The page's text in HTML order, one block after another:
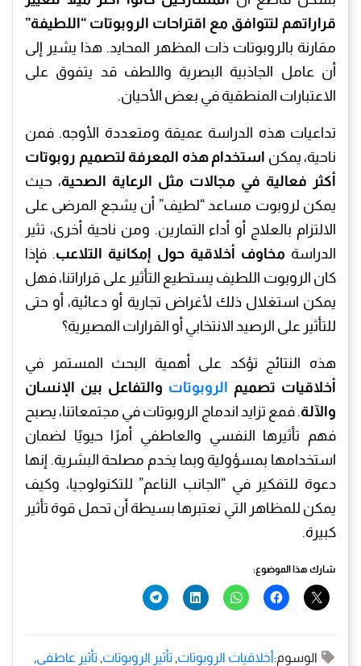
قراراتهم لتتوافق مع اقتراحات الروبوتات “اللطيفة”
مقارنة بالروبوتات ذات المظهر المحايد. هذا يشير إلى
أن عامل الجاذبية البصرية واللطف قد يتفوق على
الاعتبارات المنطقية في بعض الأحيان.
تداعيات هذه الدراسة عميقة ومتعددة الأوجه. فمن
ناحية، يمكن استخدام هذه المعرفة لتصميم روبوتات
أكثر فعالية في مجالات مثل الرعاية الصحية، حيث
يمكن لروبوت مساعد “لطيف” أن يشجع المرضى على
الالتزام بالعلاج أو أداء التمارين. ومن ناحية أخرى، تثير
الدراسة مخاوف أخلاقية حول إمكانية التلاعب. فإذا
كان الروبوت اللطيف يستطيع التأثير على قراراتنا، فهل
يمكن استغلال ذلك لأغراض تجارية أو دعائية، أو حتى
للتأثير على الرصيد الانتخابي أو القرارات المصيرية؟
هذه النتائج تؤكد على أهمية البحث المستمر في
أخلاقيات تصميم الروبوتات والتفاعل بين الإنسان
والآلة. فمع تزايد اندماج الروبوتات في مجتمعاتنا، يصبح
فهم تأثيرها النفسي والعاطفي أمرًا حيويًا لضمان
استخدامها بمسؤولية وبما يخدم مصلحة البشرية. إنها
دعوة للتفكير في “الجانب الناعم” للتكنولوجيا، وكيف
يمكن للمظاهر التي نعتبرها بسيطة أن تحمل قوة تأثير
كبيرة.
شارك هذا الموضوع:
الوسوم:أخلاقيات الروبوتات, تأثير الروبوتات, تأثير عاطفي,